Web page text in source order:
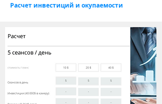
Расчет инвестиций и окупаемости